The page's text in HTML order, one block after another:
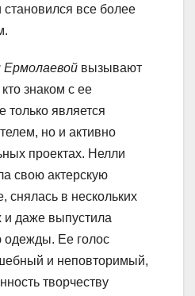
все более
вызывают
знаком с ее
только является
но и активно
проектах. Нелли
свою актерскую
снялась в нескольких
и даже выпустила
одежды. Ее голос
и неповторимый,
творчеству